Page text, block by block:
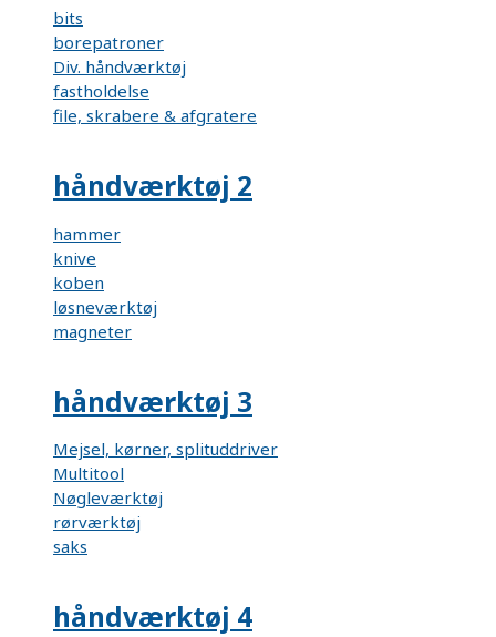
bits
borepatroner
Div. håndværktøj
fastholdelse
file, skrabere & afgratere
håndværktøj 2
hammer
knive
koben
løsneværktøj
magneter
håndværktøj 3
Mejsel, kørner, splituddriver
Multitool
Nøgleværktøj
rørværktøj
saks
håndværktøj 4